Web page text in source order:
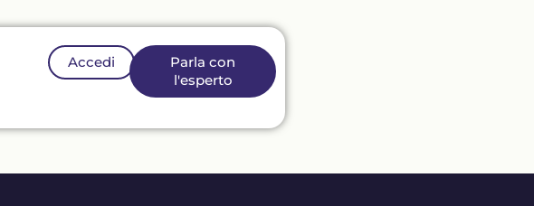
Accedi
Parla con
l'esperto